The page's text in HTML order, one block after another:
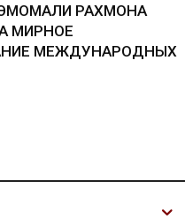
РАХМОНА
МИРНОЕ
МЕЖДУНАРОДНЫХ